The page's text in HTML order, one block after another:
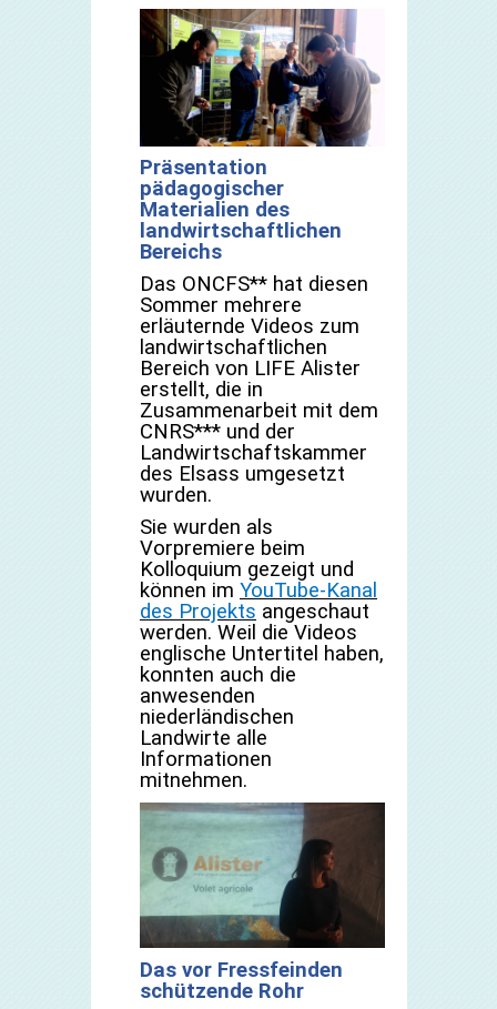
Präsentation
pädagogischer
Materialien des
landwirtschaftlichen
Bereichs
Das ONCFS** hat diesen
Sommer mehrere
erläuternde Videos zum
landwirtschaftlichen
Bereich von LIFE Alister
erstellt, die in
Zusammenarbeit mit dem
CNRS*** und der
Landwirtschaftskammer
des Elsass umgesetzt
wurden.
Sie wurden als
Vorpremiere beim
Kolloquium gezeigt und
können im YouTube-Kanal
des Projekts angeschaut
werden. Weil die Videos
englische Untertitel haben,
konnten auch die
anwesenden
niederländischen
Landwirte alle
Informationen
mitnehmen.
Das vor Fressfeinden
schützende Rohr